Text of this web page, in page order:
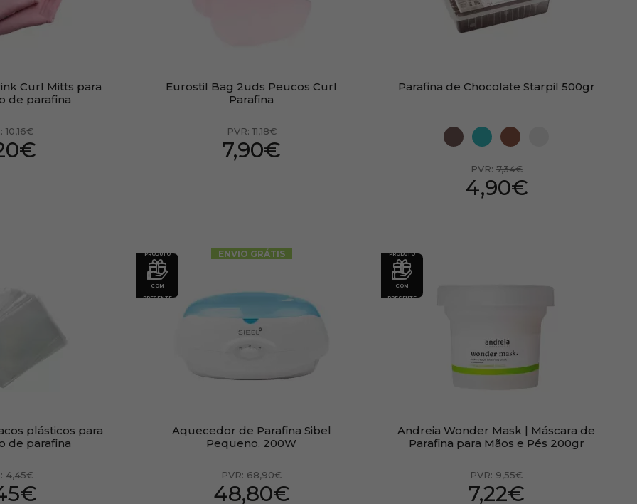
Curl Mitts para
de parafina
10,16€
Eurostil Bag 2uds Peucos Curl
Parafina
PVR: 11,18€
7,90€
Parafina de Chocolate Starpil 500gr
PVR: 7,34€
4,90€
plásticos para
de parafina
4,45€
PRODUTO
COM
PRESENTE
ENVIO GRÁTIS
Aquecedor de Parafina Sibel
Pequeno. 200W
PVR:68,90€
48,80€
PRODUTO
COM
PRESENTE
Andreia Wonder Mask | Máscara de
Parafina para Mãos e Pés 200gr
PVR:9,55€
7,22€